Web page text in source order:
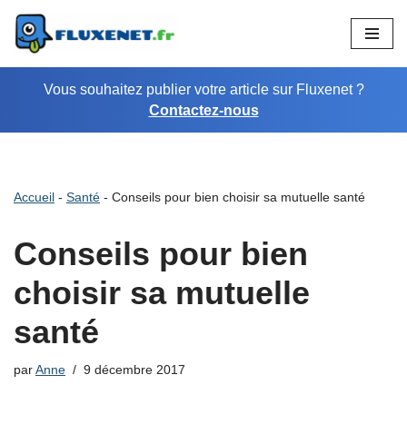
Aller
au
contenuVous souhaitez publier votre article sur Fluxenet ?
Contactez-nous
Accueil - Santé - Conseils pour bien choisir sa mutuelle santé
Conseils pour bien
choisir sa mutuelle
santé
par Anne 9 décembre 2017